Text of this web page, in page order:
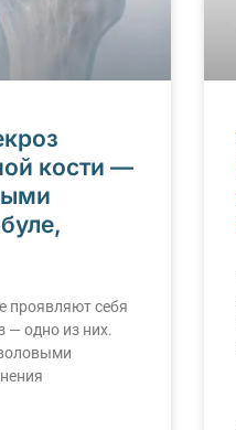
кости —
проявляют себя
— одно из них.